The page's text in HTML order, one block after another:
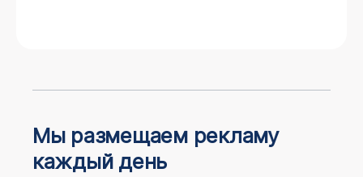
Мы размещаем рекламу
каждый день